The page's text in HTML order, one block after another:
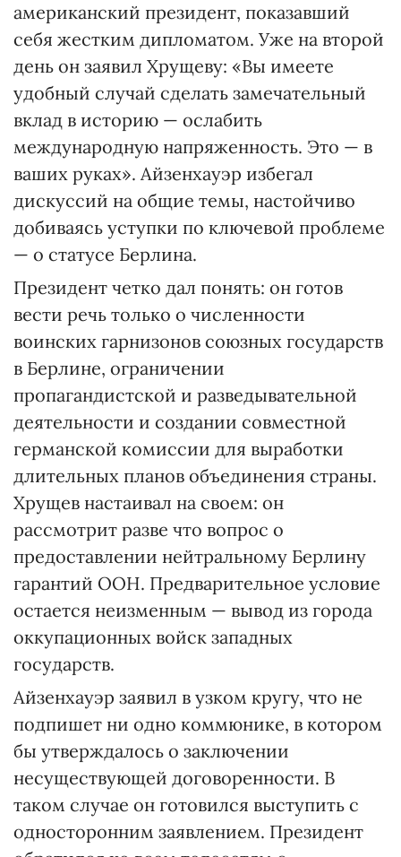
американский президент, показавший
себя жестким дипломатом. Уже на второй
день он заявил Хрущеву: «Вы имеете
удобный случай сделать замечательный
вклад в историю — ослабить
международную напряженность. Это — в
ваших руках». Айзенхауэр избегал
дискуссий на общие темы, настойчиво
добиваясь уступки по ключевой проблеме
— о статусе Берлина.
Президент четко дал понять: он готов
вести речь только о численности
воинских гарнизонов союзных государств
в Берлине, ограничении
пропагандистской и разведывательной
деятельности и создании совместной
германской комиссии для выработки
длительных планов объединения страны.
Хрущев настаивал на своем: он
рассмотрит разве что вопрос о
предоставлении нейтральному Берлину
гарантий ООН. Предварительное условие
остается неизменным — вывод из города
оккупационных войск западных
государств.
Айзенхауэр заявил в узком кругу, что не
подпишет ни одно коммюнике, в котором
бы утверждалось о заключении
несуществующей договоренности. В
таком случае он готовился выступить с
односторонним заявлением. Президент